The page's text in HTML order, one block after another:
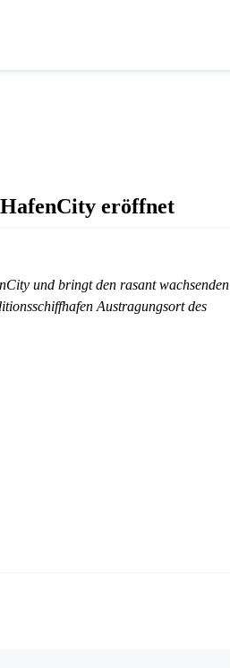
eröffnet
und bringt den rasant wachsenden
Austragungsort des